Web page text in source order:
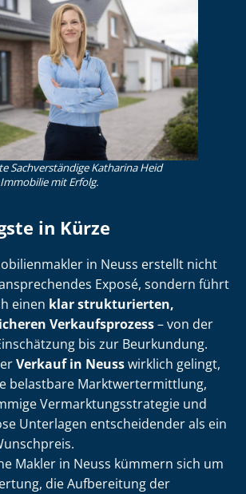
Sachverständige Katharina Heid
mit Erfolg.
in Kürze
in Neuss erstellt nicht
Exposé, sondern führt
einen klar strukturierten,
Verkaufsprozess– von der
bis zur Beurkundung.
Verkauf in Neusswirklich gelingt,
belastbare Markt­wert­ermitt­lung,
Ver­mark­tungs­stra­te­gie und
Unterlagen entscheidender als ein
Makler in Neuss kümmern sich um
die Aufbereitung der